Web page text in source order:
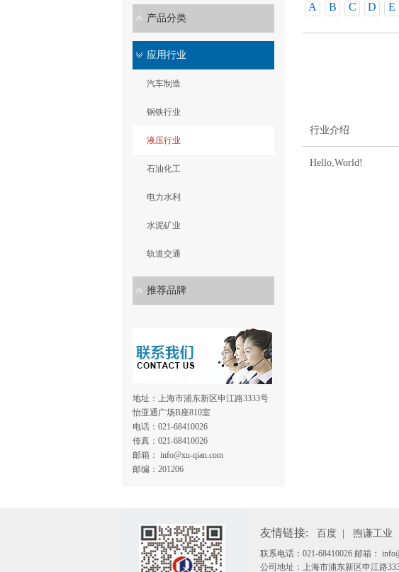
产品分类
应用行业
汽车制造
钢铁行业
液压行业
石油化工
电力水利
水泥矿业
轨道交通
推荐品牌
地址：上海市浦东新区申江路3333号
怡亚通广场B座810室
电话：021-68410026
传真：021-68410026
邮箱： info@xu-qian.com
邮编：201206
A
B C D E
行业介绍
Hello,World!
友情链接: 百度 煦谦工业
联系电话：021-68410026 邮箱：
公司地址：上海市浦东新区申江路